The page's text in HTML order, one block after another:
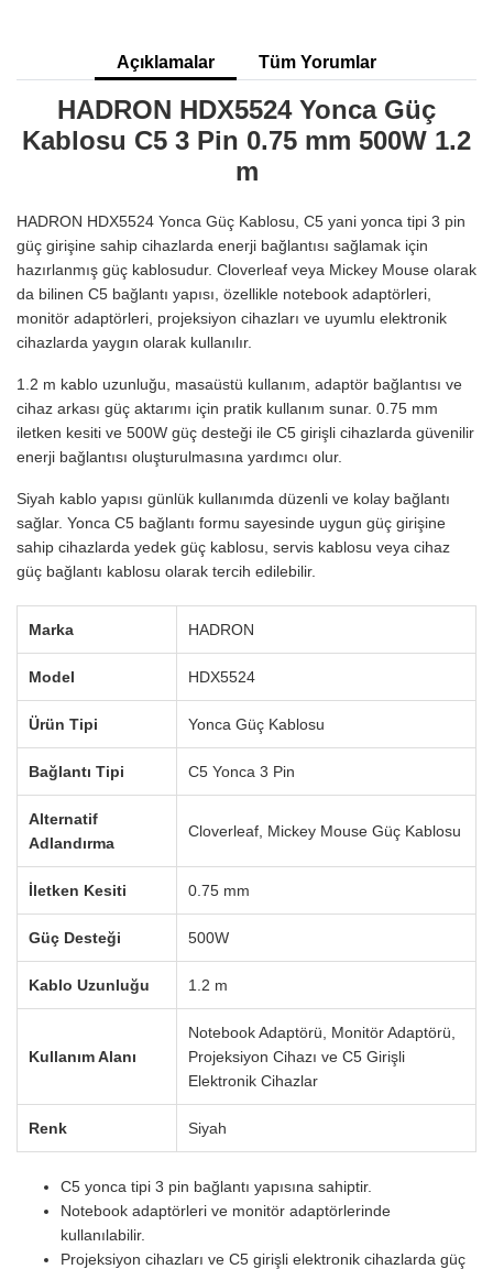
Açıklamalar Tüm Yorumlar
HADRON HDX5524 Yonca Güç
Kablosu C5 3 Pin 0.75 mm 500W 1.2
m
HADRON HDX5524 Yonca Güç Kablosu, C5 yani yonca tipi 3 pin
güç girişine sahip cihazlarda enerji bağlantısı sağlamak için
hazırlanmış güç kablosudur. Cloverleaf veya Mickey Mouse olarak
da bilinen C5 bağlantı yapısı, özellikle notebook adaptörleri,
monitör adaptörleri, projeksiyon cihazları ve uyumlu elektronik
cihazlarda yaygın olarak kullanılır.
1.2 m kablo uzunluğu, masaüstü kullanım, adaptör bağlantısı ve
cihaz arkası güç aktarımı için pratik kullanım sunar. 0.75 mm
iletken kesiti ve 500W güç desteği ile C5 girişli cihazlarda güvenilir
enerji bağlantısı oluşturulmasına yardımcı olur.
Siyah kablo yapısı günlük kullanımda düzenli ve kolay bağlantı
sağlar. Yonca C5 bağlantı formu sayesinde uygun güç girişine
sahip cihazlarda yedek güç kablosu, servis kablosu veya cihaz
güç bağlantı kablosu olarak tercih edilebilir.
Marka HADRON
Model HDX5524
Ürün Tipi Yonca Güç Kablosu
Bağlantı Tipi C5 Yonca 3 Pin
Alternatif
Adlandırma
Cloverleaf, Mickey Mouse Güç Kablosu
İletken Kesiti 0.75 mm
Güç Desteği 500W
Kablo Uzunluğu 1.2 m
Kullanım Alanı
Notebook Adaptörü, Monitör Adaptörü,
Projeksiyon Cihazı ve C5 Girişli
Elektronik Cihazlar
Renk Siyah
C5 yonca tipi 3 pin bağlantı yapısına sahiptir.
Notebook adaptörleri ve monitör adaptörlerinde
kullanılabilir.
Projeksiyon cihazları ve C5 girişli elektronik cihazlarda güç